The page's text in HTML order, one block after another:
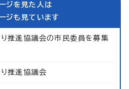
ジを見た人は
ジも見ています
推進協議会の市民委員を募集
推進協議会